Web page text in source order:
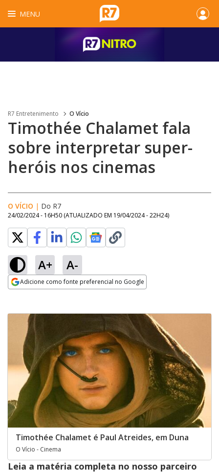
MENU
R7 Entretenimento O Vício
Timothée Chalamet fala
sobre interpretar super-
heróis nos cinemas
O VÍCIO | Do R7
24/02/2024 - 16H50 (ATUALIZADO EM 19/04/2024 - 22H24)
A+ A-
Adicione como fonte preferencial no Google
Timothée Chalamet é Paul Atreides, em Duna
O Vício - Cinema
Leia a matéria completa no nosso parceiro